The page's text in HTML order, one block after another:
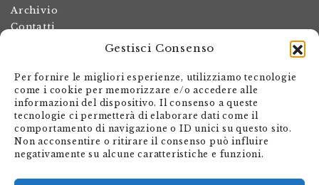
Gestisci Consenso
Per fornire le migliori esperienze, utilizziamo tecnologie
come i cookie per memorizzare e/o accedere alle
informazioni del dispositivo. Il consenso a queste
tecnologie ci permetterà di elaborare dati come il
comportamento di navigazione o ID unici su questo sito.
Non acconsentire o ritirare il consenso può influire
negativamente su alcune caratteristiche e funzioni.
Archivio
Contatti
Termini e condizioni
Spese di spedizione
Politica dei resi
Informativa sulla privacy
Il mio account
Carrello